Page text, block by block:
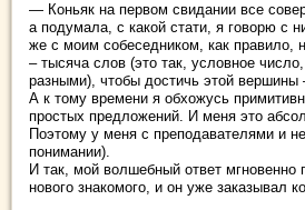
— Коньяк на первом свидании все
а подумала, с какой стати, я говорю с
же с моим собеседником, как правило,
– тысяча слов (это так, условное
разными), чтобы достичь этой вершины
А к тому времени я обхожусь
простых предложений. И меня это
Поэтому у меня с преподавателями и
понимании).
И так, мой волшебный ответ мгновенно
нового знакомого, и он уже заказывал